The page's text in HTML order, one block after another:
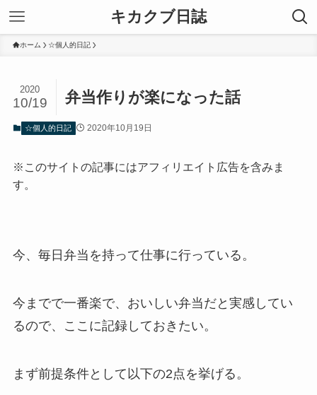
キカクブ日誌
ホーム ☆個人的日記
弁当作りが楽になった話
2020
10/19
☆個人的日記 2020年10月19日
※このサイトの記事にはアフィリエイト広告を含みま
す。
今、毎日弁当を持って仕事に行っている。
今までで一番楽で、おいしい弁当だと実感してい
るので、ここに記録しておきたい。
まず前提条件として以下の2点を挙げる。